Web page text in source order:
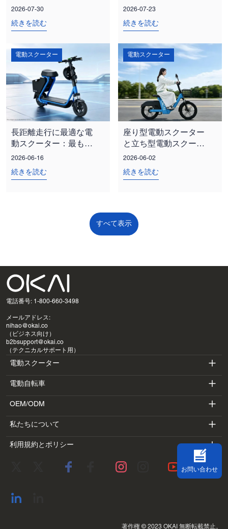
コストを削減する方法
2026-07-30
続きを読む
ガイド
2026-07-23
続きを読む
電動スクーター
長距離走行に最適な電
動スクーター：最も重
要な機能とは？
2026-06-16
続きを読む
電動スクーター
座り型電動スクーター
と立ち型電動スクータ
ー：どちらが都市の移
動ニーズに合うでしょ
うか？
2026-06-02
続きを読む
すべて表示
電話番号: 1-800-660-3498
メールアドレス:
nihao@okai.co
（ビジネス向け）
b2bsupport@okai.co
（テクニカルサポート用）
電動スクーター
ES400A
ES410
ES600P
電動自転車
EB100B
EB300
EB100B V3
OEM/ODM
SV3
BV5
私たちについて
導入
利用規約とポリシー
著作権 © 2023 OKAI 無断転載禁止。
お問い合わせ